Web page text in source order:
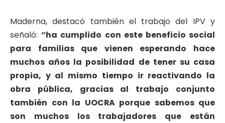
Maderna, destacó también el trabajo del IPV y
señaló:“ha cumplido con este beneficio social
para familias que vienen esperando hace
muchos años la posibilidad de tener su casa
propia, y al mismo tiempo ir reactivando la
obra pública, gracias al trabajo conjunto
también con la UOCRA porque sabemos que
son muchos los trabajadores que están